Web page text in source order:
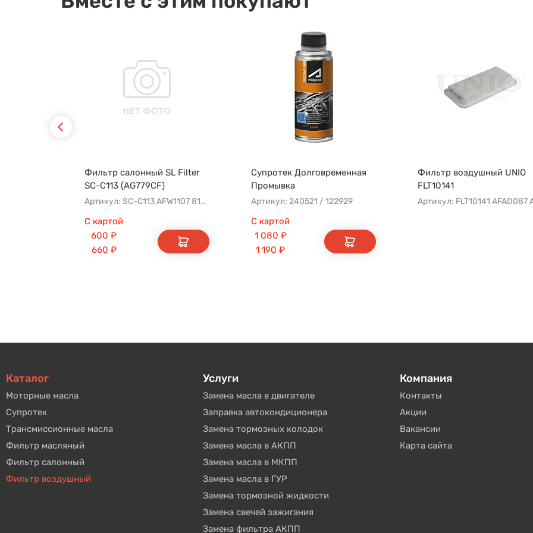
Фильтр салонный SL Filter
SC-C113 (AG779CF)
Артикул: SC-C113 AFW1107 8104400XKZ96A AG779CF
С картой
600 ₽
660 ₽
Супротек Долговременная
Промывка
Артикул: 240521 / 122929
С картой
1 080 ₽
1 190 ₽
Фильтр воздушный UNIO
FLT10141
Каталог
Моторные масла
Супротек
Трансмиссионные масла
Фильтр масляный
Фильтр салонный
Фильтр воздушный
Услуги
Замена масла в двигателе
Заправка автокондиционера
Замена тормозных колодок
Замена масла в АКПП
Замена масла в МКПП
Замена масла в ГУР
Замена тормозной жидкости
Замена свечей зажигания
Замена фильтра АКПП
Компания
Контакты
Акции
Вакансии
Карта сайта